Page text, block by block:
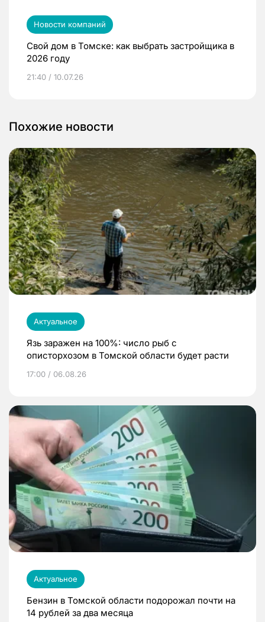
Новости компаний
Свой дом в Томске: как выбрать застройщика в
2026 году
21:40 / 10.07.26
Похожие новости
Актуальное
Язь заражен на 100%: число рыб с
описторхозом в Томской области будет расти
17:00 / 06.08.26
Актуальное
Бензин в Томской области подорожал почти на
14 рублей за два месяца